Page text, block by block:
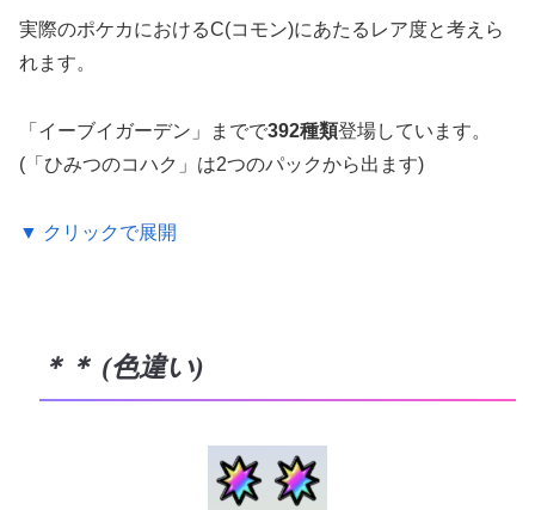
実際のポケカにおけるC(コモン)にあたるレア度と考えら
れます。
「イーブイガーデン」までで392種類登場しています。
(「ひみつのコハク」は2つのパックから出ます)
▼ クリックで展開
＊＊ (色違い)